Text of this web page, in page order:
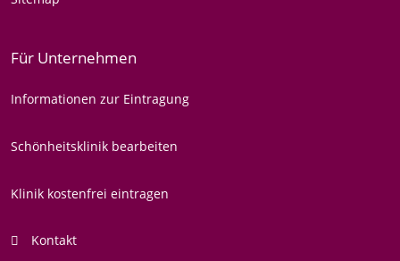
Für Unternehmen
Informationen zur Eintragung
Schönheitsklinik bearbeiten
Klinik kostenfrei eintragen
Kontakt